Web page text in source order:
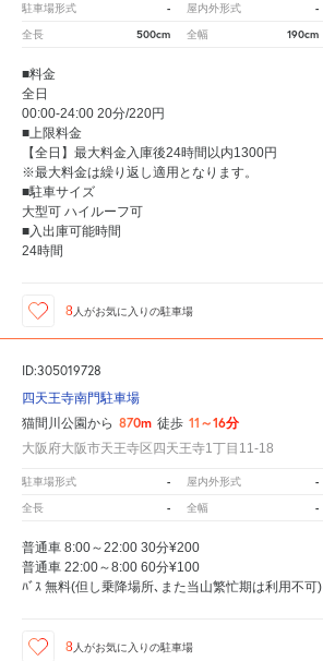
駐車場形式 - 屋内外形式 -
全長 500cm 全幅 190cm
■料金
全日
00:00-24:00 20分/220円
■上限料金
【全日】最大料金入庫後24時間以内1300円
※最大料金は繰り返し適用となります。
■駐車サイズ
大型可 ハイルーフ可
■入出庫可能時間
24時間
8人がお気に入りの駐車場
ID:305019728
四天王寺南門駐車場
猫間川公園から 870m 徒歩 11～16分
大阪府大阪市天王寺区四天王寺1丁目11-18
駐車場形式 - 屋内外形式 -
全長 - 全幅 -
普通車 8:00～22:00 30分¥200
普通車 22:00～8:00 60分¥100
ﾊﾞｽ 無料(但し乗降場所､また当山繁忙期は利用不可)
8人がお気に入りの駐車場